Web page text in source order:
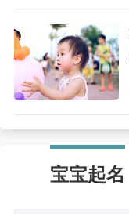
宝宝起名